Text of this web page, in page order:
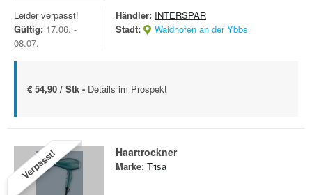
Leider verpasst!
Gültig: 17.06. -
08.07.
Händler: INTERSPAR
Stadt:
Waidhofen an der Ybbs
€ 54,90 / Stk - Details im Prospekt
Verpasst! Haartrockner
Marke: Trisa